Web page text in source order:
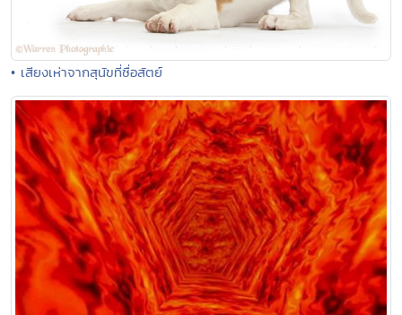
• เสียงเห่าจากสุนัขที่ซื่อสัตย์